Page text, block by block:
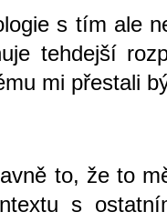
s tím ale
tehdejší
mi přestali
to, že to
s